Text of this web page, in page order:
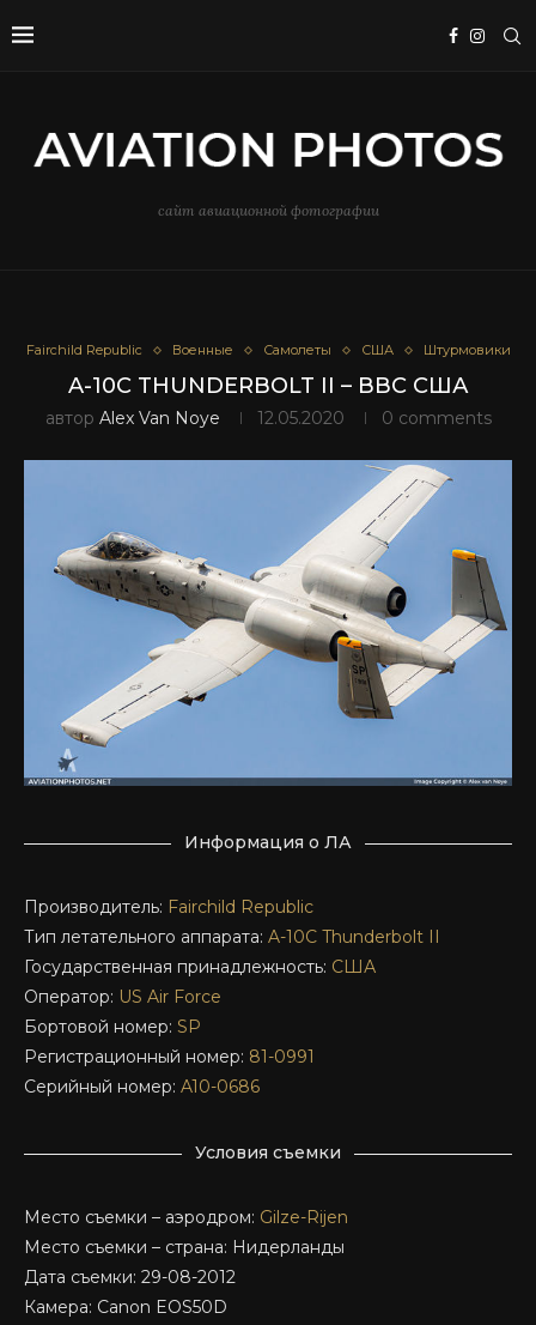
сайт авиационной фотографии
Fairchild Republic Военные Самолеты США Штурмовики
A-10C THUNDERBOLT II – ВВС США
автор Alex Van Noye 12.05.2020 0 comments
Информация о ЛА
Производитель: Fairchild Republic
Тип летательного аппарата: A-10C Thunderbolt II
Государственная принадлежность: США
Оператор: US Air Force
Бортовой номер: SP
Регистрационный номер: 81-0991
Серийный номер: A10-0686
Условия съемки
Место съемки – аэродром: Gilze-Rijen
Место съемки – страна: Нидерланды
Дата съемки: 29-08-2012
Камера: Canon EOS50D